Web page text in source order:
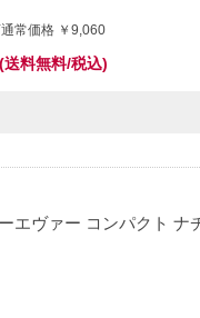
常価格 ￥9,060
(送料無料/税込)
エヴァー コンパクト ナ